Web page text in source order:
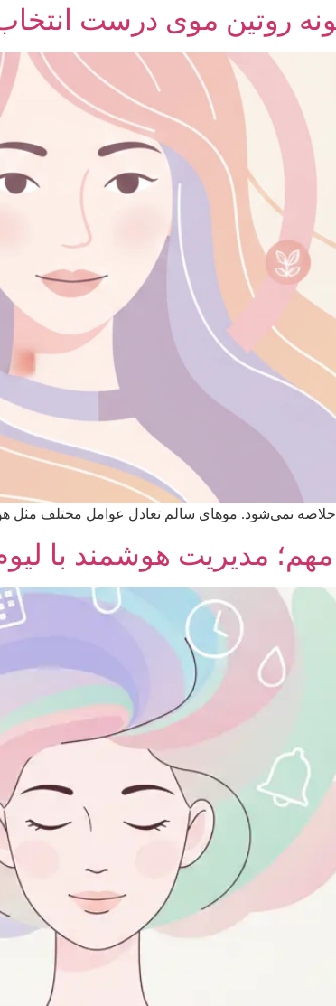
روتین موی درست
نمی‌شود. موهای سالم تعادل عوامل مختلف مثل
مدیریت هوشمند با